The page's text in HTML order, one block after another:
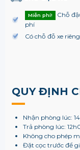
Miễn phí!
Chỗ
phí
Có chỗ đỗ xe
QUY ĐỊNH
Nhận phòng lúc:
Trả phòng lúc:
Không cho phép
Đặt cọc trước để